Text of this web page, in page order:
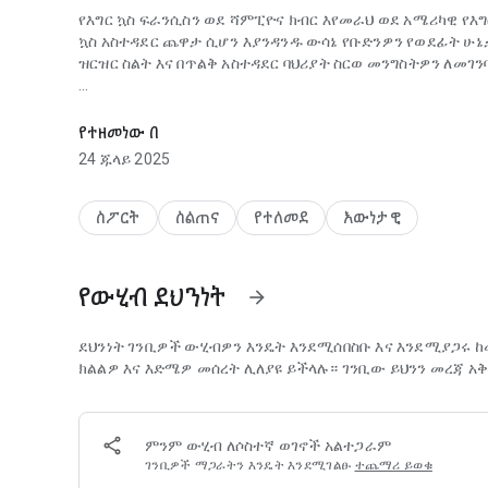
የእግር ኳስ ፍራንሲስን ወደ ሻምፒዮና ክብር እየመራህ ወደ አሜሪካዊ
ኳስ አስተዳደር ጨዋታ ሲሆን እያንዳንዱ ውሳኔ የቡድንዎን የወደፊት
ዝርዝር ስልት እና በጥልቅ አስተዳደር ባህሪያት ስርወ መንግስትዎን
የወደፊቱን ኮከቦችን ማርቀቅ እና ማዳበር፡ ቀጣዩን የከፍተኛ ኮከቦች
አቅማቸውን ይክፈቱ፣ የእርስዎ የፍራንቻይዝ ሩብ ጀርባም ይሁን ቀጣዩ
ዋና የጨዋታ ስልት፡- የታወቁ አስተባባሪዎችን ይቅጠሩ እና ውድድሩን
አፀያፊ እና መከላከያ ዘዴዎች ውስጥ ይምረጡ እና ተቃዋሚዎችን
ከደማቅ አራተኛ-ታች ተውኔቶች እስከ ጨዋታ-መጠላለፍ ድረስ።
ተጨባጭ የአስተዳደር ውሳኔዎች፡ ከነጻ ኤጀንሲ እና ከንግዶች እስከ
ስኬት ትገነባለህ ወይስ ለቅጽበት ክብር ትገፋፋለህ? የደመወዝ ክዳንዎን
አስማጭ የስራ ሁኔታ፡ ቡድንዎን በዝርዝር የስራ ሞድ ውስጥ ከዝቅተኛ
ፈተናዎችን፣ የተጫዋቾችን እድገት እና የኮንትራት ድርድርን ያመጣል፣
የህልም ቡድንዎን ይገንቡ፡ ስካውት እና ከፍተኛ ችሎታዎችን ይቅረጹ፣
የተዘመነው በ
24 ጁላይ 2025
ስፖርት ስልጠና የተለመደ እውነታዊ
የውሂብ ደህንነት arrow_forward
ደህንነት ገንቢዎች ውሂብዎን እንዴት እንደሚሰበስቡ እና እንደሚያጋሩ
ክልልዎ እና እድሜዎ መሰረት ሊለያዩ ይችላሉ። ገንቢው ይህንን መረጃ
ምንም ውሂብ ለሶስተኛ ወገኖች አልተጋራም
ገንቢዎች ማጋራትን እንዴት እንደሚገልፁ ተጨማሪ ይወቁ